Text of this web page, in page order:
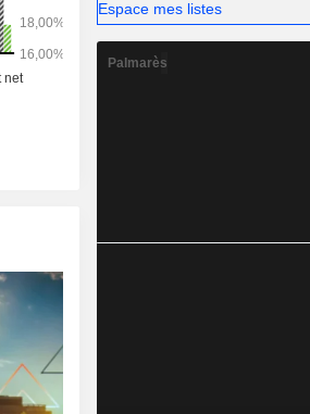
Espace mes listes
Palmarès